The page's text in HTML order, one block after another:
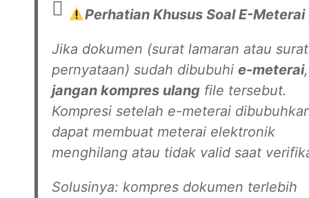
Perhatian Khusus Soal E-Meterai
Jika dokumen (surat lamaran atau surat
pernyataan) sudah dibubuhi e-meterai,
jangan kompres ulang file tersebut.
Kompresi setelah e-meterai
dapat membuat meterai elektronik
menghilang atau tidak valid saat
Solusinya: kompres dokumen terlebih